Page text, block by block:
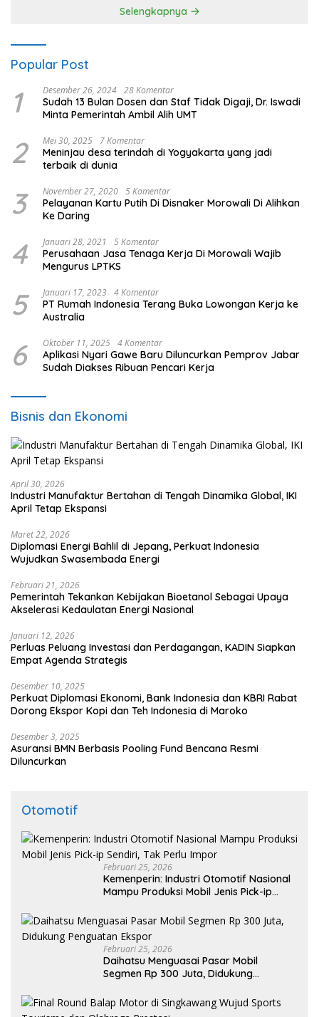
Selengkapnya
Popular Post
1 Desember 26, 2024 28 Komentar
Sudah 13 Bulan Dosen dan Staf Tidak Digaji, Dr. Iswadi
Minta Pemerintah Ambil Alih UMT
2 Mei 30, 2025 7 Komentar
Meninjau desa terindah di Yogyakarta yang jadi
terbaik di dunia
3 November 27, 2020 5 Komentar
Pelayanan Kartu Putih Di Disnaker Morowali Di Alihkan
Ke Daring
4 Januari 28, 2021 5 Komentar
Perusahaan Jasa Tenaga Kerja Di Morowali Wajib
Mengurus LPTKS
5 Januari 17, 2023 4 Komentar
PT Rumah Indonesia Terang Buka Lowongan Kerja ke
Australia
6 Oktober 11, 2025 4 Komentar
Aplikasi Nyari Gawe Baru Diluncurkan Pemprov Jabar
Sudah Diakses Ribuan Pencari Kerja
Bisnis dan Ekonomi
April 30, 2026
Industri Manufaktur Bertahan di Tengah Dinamika Global, IKI
April Tetap Ekspansi
Maret 22, 2026
Diplomasi Energi Bahlil di Jepang, Perkuat Indonesia
Wujudkan Swasembada Energi
Februari 21, 2026
Pemerintah Tekankan Kebijakan Bioetanol Sebagai Upaya
Akselerasi Kedaulatan Energi Nasional
Januari 12, 2026
Perluas Peluang Investasi dan Perdagangan, KADIN Siapkan
Empat Agenda Strategis
Desember 10, 2025
Perkuat Diplomasi Ekonomi, Bank Indonesia dan KBRI Rabat
Dorong Ekspor Kopi dan Teh Indonesia di Maroko
Desember 3, 2025
Asuransi BMN Berbasis Pooling Fund Bencana Resmi
Diluncurkan
Otomotif
Februari 25, 2026
Kemenperin: Industri Otomotif Nasional
Mampu Produksi Mobil Jenis Pick-ip
Februari 25, 2026
Daihatsu Menguasai Pasar Mobil
Segmen Rp 300 Juta, Didukung